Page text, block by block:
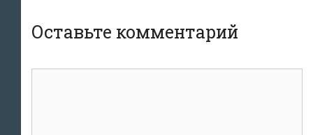
Оставьте комментарий